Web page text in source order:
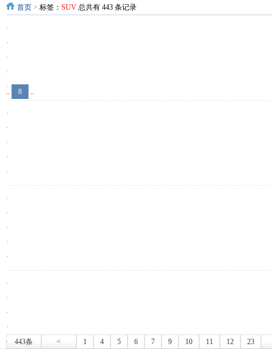
首页 > 标签： SUV 总共有 443 条记录
·
·
·
·
·
·
·
·
·
·
·
·
·
·
·
·
·
·
·
·
443条 < 1
..
4 5 6 7
8
9 10 11 12
..
23